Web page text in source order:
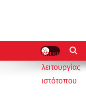
κουμπί
λειτουργίας
ιστότοπου